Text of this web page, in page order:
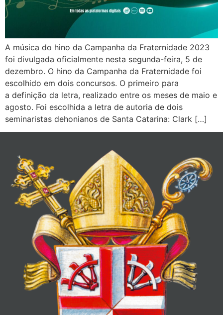
A música do hino da Campanha da Fraternidade 2023
foi divulgada oficialmente nesta segunda-feira, 5 de
dezembro. O hino da Campanha da Fraternidade foi
escolhido em dois concursos. O primeiro para
a definição da letra, realizado entre os meses de maio e
agosto. Foi escolhida a letra de autoria de dois
seminaristas dehonianos de Santa Catarina: Clark […]